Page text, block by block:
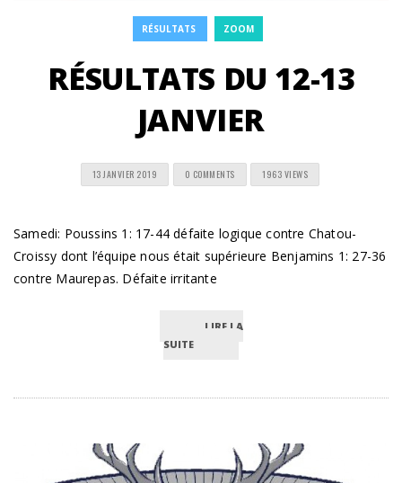
RÉSULTATS ZOOM
RÉSULTATS DU 12-13
JANVIER
13 JANVIER 2019 0 COMMENTS 1963 VIEWS
Samedi: Poussins 1: 17-44 défaite logique contre Chatou-
Croissy dont l’équipe nous était supérieure Benjamins 1: 27-36
contre Maurepas. Défaite irritante
LIRE LA
SUITE